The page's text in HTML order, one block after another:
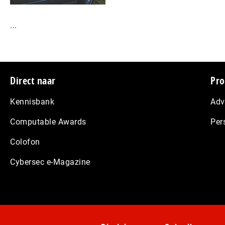
...
Footer
Direct naar
Kennisbank
Computable Awards
Colofon
Cybersec e-Magazine